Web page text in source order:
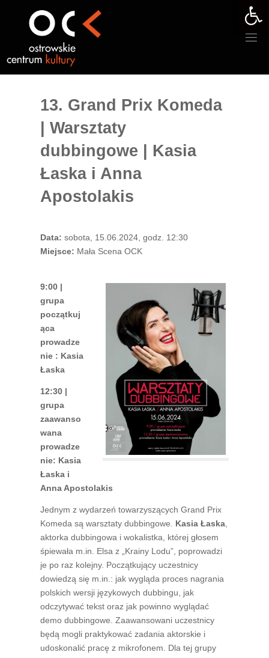
13. Grand Prix Komeda
| Warsztaty
dubbingowe | Kasia
Łaska i Anna
Apostolakis
Data: sobota, 15.06.2024, godz. 12:30
Miejsce: Mała Scena OCK
9:00 |
grupa
początkuj
ąca
prowadze
nie : Kasia
Łaska
12:30 |
grupa
zaawanso
wana
prowadze
nie: Kasia
Łaska i
Anna Apostolakis
Jednym z wydarzeń towarzyszących Grand Prix
Komeda są warsztaty dubbingowe. Kasia Łaska
aktorka dubbingowa i wokalistka, której głosem
śpiewała m.in. Elsa z „Krainy Lodu”, poprowadzi
je po raz kolejny. Początkujący uczestnicy
dowiedzą się m.in.: jak wygląda proces nagrania
polskich wersji językowych dubbingu, jak
odczytywać tekst oraz jak powinno wyglądać
demo dubbingowe. Zaawansowani uczestnicy
będą mogli praktykować zadania aktorskie i
udoskonalić pracę z mikrofonem. Dla tej grupy